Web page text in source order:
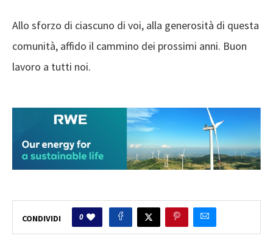
Allo sforzo di ciascuno di voi, alla generosità di questa
comunità, affido il cammino dei prossimi anni. Buon
lavoro a tutti noi.
CONDIVIDI 0